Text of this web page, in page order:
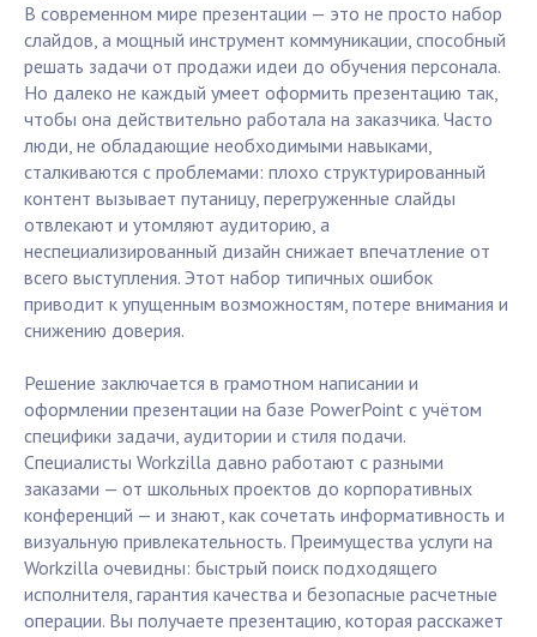
В современном мире презентации — это не просто набор
слайдов, а мощный инструмент коммуникации, способный
решать задачи от продажи идеи до обучения персонала.
Но далеко не каждый умеет оформить презентацию так,
чтобы она действительно работала на заказчика. Часто
люди, не обладающие необходимыми навыками,
сталкиваются с проблемами: плохо структурированный
контент вызывает путаницу, перегруженные слайды
отвлекают и утомляют аудиторию, а
неспециализированный дизайн снижает впечатление от
всего выступления. Этот набор типичных ошибок
приводит к упущенным возможностям, потере внимания и
снижению доверия.
Решение заключается в грамотном написании и
оформлении презентации на базе PowerPoint с учётом
специфики задачи, аудитории и стиля подачи.
Специалисты Workzilla давно работают с разными
заказами — от школьных проектов до корпоративных
конференций — и знают, как сочетать информативность и
визуальную привлекательность. Преимущества услуги на
Workzilla очевидны: быстрый поиск подходящего
исполнителя, гарантия качества и безопасные расчетные
операции. Вы получаете презентацию, которая расскажет